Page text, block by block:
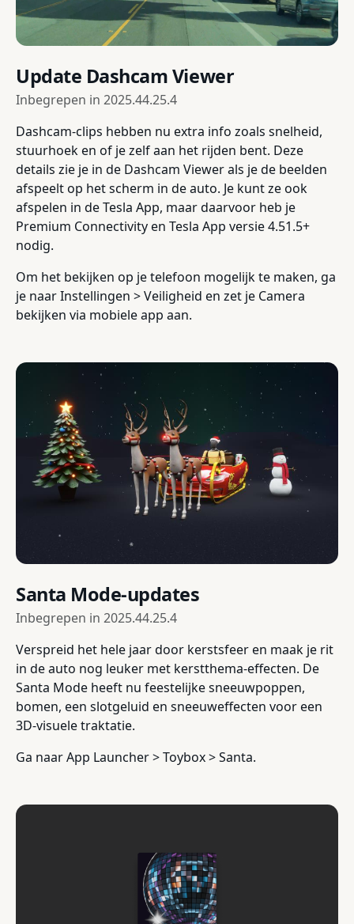
Update Dashcam Viewer
Inbegrepen in 2025.44.25.4
Dashcam-clips hebben nu extra info zoals snelheid,
stuurhoek en of je zelf aan het rijden bent. Deze
details zie je in de Dashcam Viewer als je de beelden
afspeelt op het scherm in de auto. Je kunt ze ook
afspelen in de Tesla App, maar daarvoor heb je
Premium Connectivity en Tesla App versie 4.51.5+
nodig.
Om het bekijken op je telefoon mogelijk te maken, ga
je naar Instellingen > Veiligheid en zet je Camera
bekijken via mobiele app aan.
Santa Mode-updates
Inbegrepen in 2025.44.25.4
Verspreid het hele jaar door kerstsfeer en maak je rit
in de auto nog leuker met kerstthema-effecten. De
Santa Mode heeft nu feestelijke sneeuwpoppen,
bomen, een slotgeluid en sneeuweffecten voor een
3D-visuele traktatie.
Ga naar App Launcher > Toybox > Santa.